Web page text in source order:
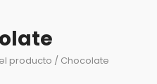
producto / Chocolate